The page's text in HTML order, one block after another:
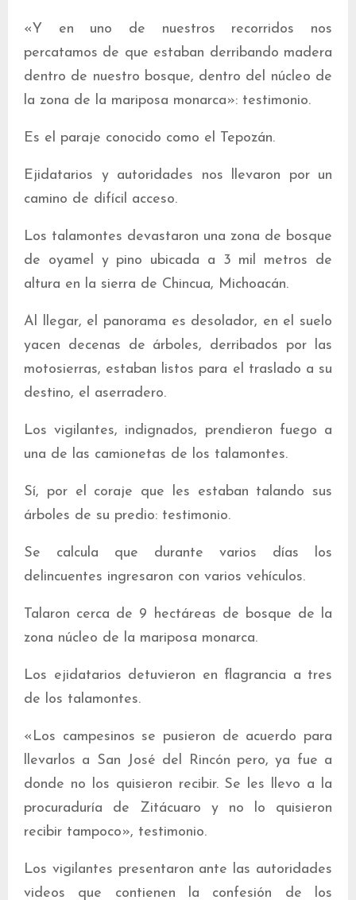
«Y en uno de nuestros recorridos nos
percatamos de que estaban derribando madera
dentro de nuestro bosque, dentro del núcleo de
la zona de la mariposa monarca»: testimonio.
Es el paraje conocido como el Tepozán.
Ejidatarios y autoridades nos llevaron por un
camino de difícil acceso.
Los talamontes devastaron una zona de bosque
de oyamel y pino ubicada a 3 mil metros de
altura en la sierra de Chincua, Michoacán.
Al llegar, el panorama es desolador, en el suelo
yacen decenas de árboles, derribados por las
motosierras, estaban listos para el traslado a su
destino, el aserradero.
Los vigilantes, indignados, prendieron fuego a
una de las camionetas de los talamontes.
Sí, por el coraje que les estaban talando sus
árboles de su predio: testimonio.
Se calcula que durante varios días los
delincuentes ingresaron con varios vehículos.
Talaron cerca de 9 hectáreas de bosque de la
zona núcleo de la mariposa monarca.
Los ejidatarios detuvieron en flagrancia a tres
de los talamontes.
«Los campesinos se pusieron de acuerdo para
llevarlos a San José del Rincón pero, ya fue a
donde no los quisieron recibir. Se les llevo a la
procuraduría de Zitácuaro y no lo quisieron
recibir tampoco», testimonio.
Los vigilantes presentaron ante las autoridades
videos que contienen la confesión de los